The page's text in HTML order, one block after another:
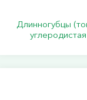
Длинногубцы